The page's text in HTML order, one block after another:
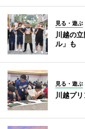
見る・遊ぶ
川越の
ル」も
見る・遊ぶ
川越プ